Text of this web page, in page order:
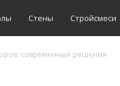
Стены Стройсмеси
современные решения